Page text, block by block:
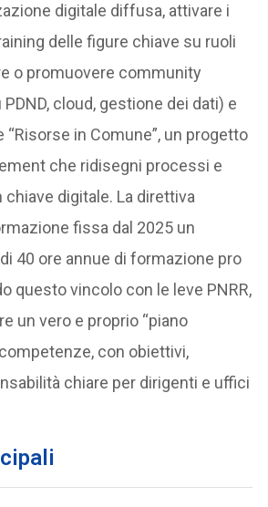
digitale diffusa, attivare i
delle figure chiave su ruoli
o promuovere community
cloud, gestione dei dati) e
in Comune”, un progetto
che ridisegni processi e
digitale. La direttiva
fissa dal 2025 un
40 ore annue di formazione pro
questo vincolo con le leve PNRR,
un vero e proprio “piano
con obiettivi,
chiare per dirigenti e uffici